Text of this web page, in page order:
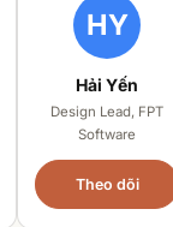
Hải Yến
Design Lead, FPT
Software
Theo dõi